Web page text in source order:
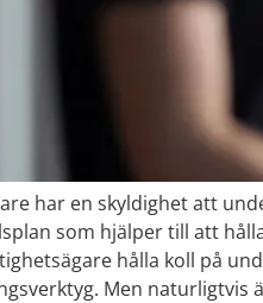
har en skyldighet att
som hjälper till att
hålla koll på
Men naturligtvis